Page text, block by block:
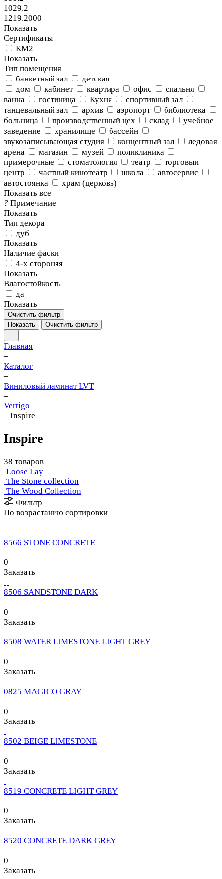
1029.2
1219.2000
Показать
Сертификаты
КМ2
Показать
Тип помещения
банкетный зал
детская
дом
кабинет квартира офис
спальня
ванна
гостиница Кухня
спортивный зал
танцевальный зал
архив аэропорт
библиотека
больница
производственный цех склад
учебное
заведение
хранилище
бассейн
звукозаписывающая студия
концентный зал
ледовая
арена
магазин музей
поликлиника
примерочные
стоматология театр
торговый
центр
частный кинотеатр школа
автосервис
автостоянка
храм (церковь)
Показать все
? Примечание
Показать
Тип декора
дуб
Показать
Наличие фаски
4-х стороняя
Показать
Влагостойкость
да
Показать
Очистить фильтр
Показать
Очистить фильтр
Главная
–
Каталог
–
Виниловый ламинат LVT
–
Vertigo
– Inspire
Inspire
38 товаров
Loose Lay
The Stone collection
The Wood Collection
Фильтр
По возрастанию сортировки
8566 STONE CONCRETE
0
Заказать
8506 SANDSTONE DARK
0
Заказать
8508 WATER LIMESTONE LIGHT GREY
0
Заказать
0825 MAGICO GRAY
0
Заказать
8502 BEIGE LIMESTONE
0
Заказать
8519 CONCRETE LIGHT GREY
0
Заказать
8520 CONCRETE DARK GREY
0
Заказать